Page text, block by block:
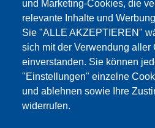
und Marketing-Cookies, die
relevante Inhalte und
Sie "ALLE AKZEPTIEREN"
sich mit der Verwendung aller
einverstanden. Sie können
"Einstellungen" einzelne
und ablehnen sowie Ihre
widerrufen.
NUR DIE GOOGLE
Alle Cookies